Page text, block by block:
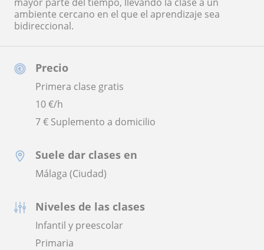
Precio
Primera clase gratis
10€/h
7 € Suplemento a domicilio
Suele dar clases en
Málaga (Ciudad)
Niveles de las clases
Infantil y preescolar
Primaria
ambiente cercano en el que el aprendizaje sea
bidireccional.